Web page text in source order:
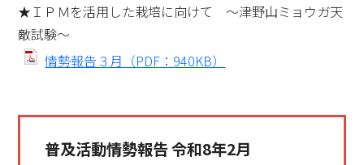
★ＩＰＭを活用した栽培に向けて ～津野山ミョウガ天
敵試験～
情勢報告３月（PDF：940KB）
普及活動情勢報告 令和8年2月